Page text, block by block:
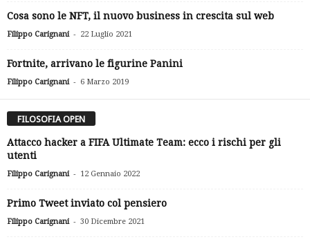
Cosa sono le NFT, il nuovo business in crescita sul web
Filippo Carignani - 22 Luglio 2021
Fortnite, arrivano le figurine Panini
Filippo Carignani - 6 Marzo 2019
FILOSOFIA OPEN
Attacco hacker a FIFA Ultimate Team: ecco i rischi per gli
utenti
Filippo Carignani - 12 Gennaio 2022
Primo Tweet inviato col pensiero
Filippo Carignani - 30 Dicembre 2021